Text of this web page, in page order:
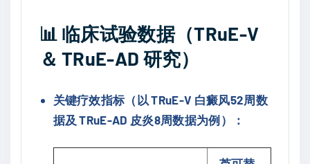
📊 临床试验数据（TRuE-V
＆ TRuE-AD 研究）
关键疗效指标（以 TRuE-V 白癜风52周数
据及 TRuE-AD 皮炎8周数据为例）：